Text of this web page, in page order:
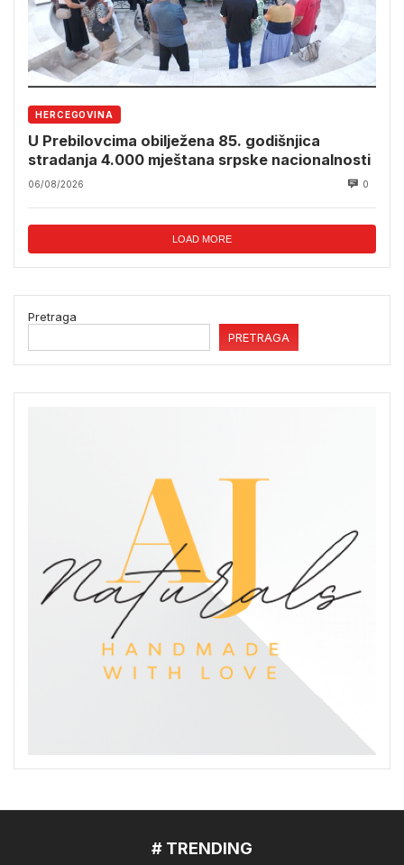
HERCEGOVINA
U Prebilovcima obilježena 85. godišnjica
stradanja 4.000 mještana srpske nacionalnosti
06/08/2026 0
LOAD MORE
Pretraga
PRETRAGA
# TRENDING